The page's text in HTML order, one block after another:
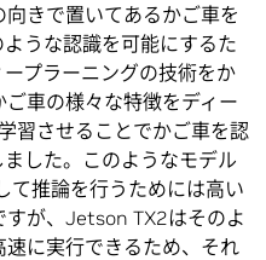
きで置いてあるかご車を
うな認識を可能にするた
プラーニングの技術をか
車の様々な特徴をディー
習させることでかご車を認
した。このようなモデル
て推論を行うためには高い
が、Jetson TX2はそのよ
に実行できるため、それ